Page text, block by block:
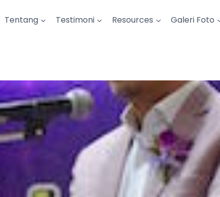
Tentang Testimoni Resources Galeri Foto